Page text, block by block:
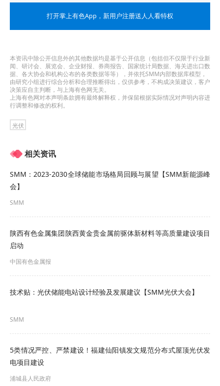
的融资能力和长期积累的行业关系，为该领域成长
型企业提供所需的资金。FHCapital已投资并参股的
专注于美国光伏电池片的制造与销售，后者则是美
国领先的光储项目开发商。交易完成后，FH及其关
联方将在美新能源产业链中逐步完善布局，并继续
展。
打开掌上有色App ，新用户注册送人人看特权
本资讯中除公开信息外的其他数据均是基于公开信息（包括但不仅限于行业新
闻、研讨会、展览会、企业财报、券商报告、国家统计局数据、海关进出口数
据、各大协会和机构公布的各类数据等等），并依托SMM内部数据库模型，
由研究小组进行综合分析和合理推断得出，仅供参考，不构成决策建议，客户
决策应自主判断，与上海有色网无关。
上海有色网对本声明条款拥有最终解释权，并保留根据实际情况对声明内容进
行调整和修改的权利。
光伏
相关资讯
SMM：2023-2030全球储能市场格局回顾与展望【SMM新能源峰
会】
SMM
陕西有色金属集团陕西黄金贵金属前驱体新材料等高质量建设项目
启动
中国有色金属报
技术贴：光伏储能电站设计经验及发展建议【SMM光伏大会】
SMM
5类情况严控、严禁建设！福建仙阳镇发文规范分布式屋顶光伏发
电项目建设
浦城县人民政府